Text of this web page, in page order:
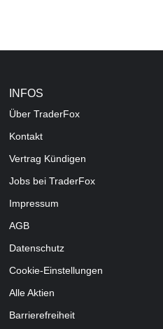
INFOS
Über TraderFox
Kontakt
Vertrag Kündigen
Jobs bei TraderFox
Impressum
AGB
Datenschutz
Cookie-Einstellungen
Alle Aktien
Barrierefreiheit